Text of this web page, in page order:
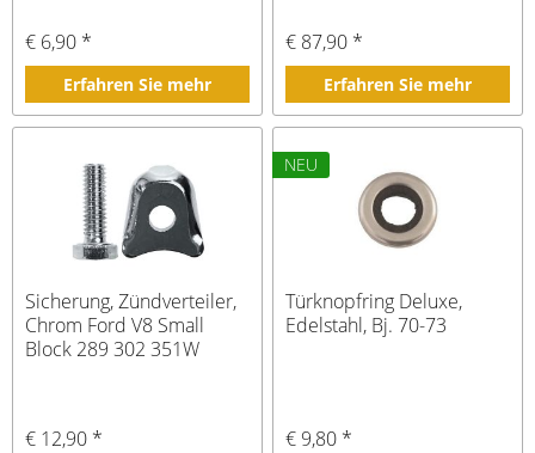
€ 6,90 *
Erfahren Sie mehr
€ 87,90 *
Erfahren Sie mehr
Sicherung, Zündverteiler,
Chrom Ford V8 Small
Block 289 302 351W
€ 12,90 *
NEU
Türknopfring Deluxe,
Edelstahl, Bj. 70-73
€ 9,80 *